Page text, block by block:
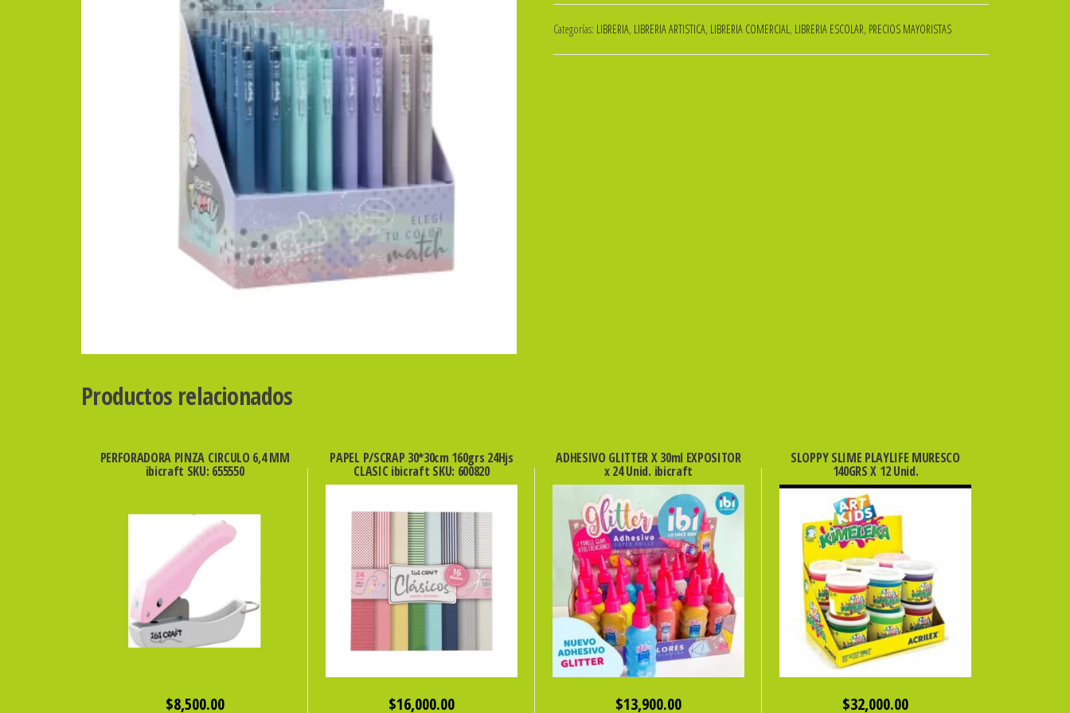
0.7mm
RETRACTIL
Categorías: LIBRERIA, LIBRERIA ARTISTICA, LIBRERIA COMERCIAL, LIBRERIA ESCOLAR, PRECIOS MAYORISTAS
Productos relacionados
PERFORADORA PINZA CIRCULO 6,4 MM
ibicraft SKU: 655550
$8,500.00
PAPEL P/SCRAP 30*30cm 160grs 24Hjs
CLASIC ibicraft SKU: 600820
$16,000.00
ADHESIVO GLITTER X 30ml EXPOSITOR
x 24 Unid. ibicraft
$13,900.00
SLOPPY SLIME PLAYLIFE MURESCO
140GRS X 12 Unid.
$32,000.00